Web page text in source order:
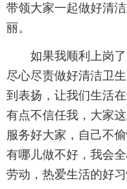
带领大家一起做好清
丽。
如果我顺利上岗
尽心尽责做好清洁卫
到表扬，让我们生活
有点不信任我，大家
服务好大家，自己不
有哪儿做不好，我会
劳动，热爱生活的好习